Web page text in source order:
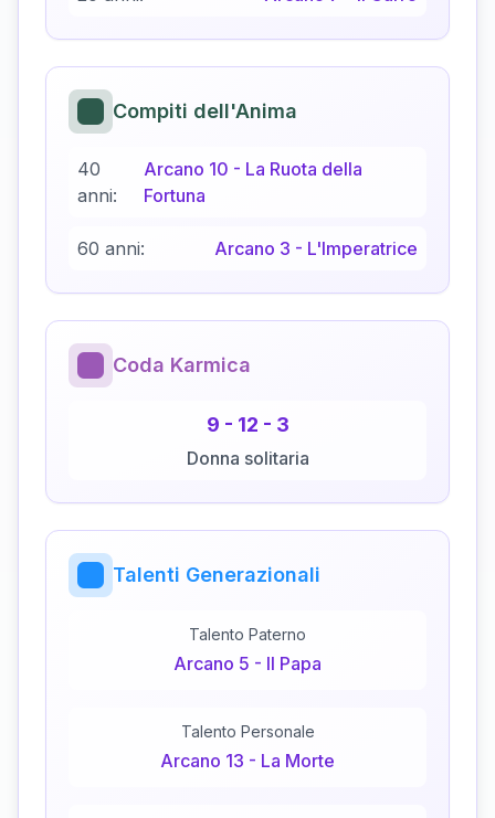
Compiti dell'Anima
40
anni:
Arcano 10 - La Ruota della
Fortuna
60 anni: Arcano 3 - L'Imperatrice
Coda Karmica
9 - 12 - 3
Donna solitaria
Talenti Generazionali
Talento Paterno
Arcano 5 - Il Papa
Talento Personale
Arcano 13 - La Morte